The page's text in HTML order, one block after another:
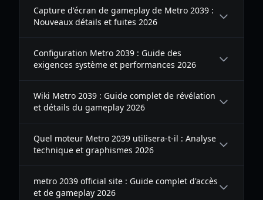
Capture d'écran de gameplay de Metro 2039 :
Nouveaux détails et fuites 2026
Configuration Metro 2039 : Guide des
exigences système et performances 2026
Wiki Metro 2039 : Guide complet de révélation
et détails du gameplay 2026
Quel moteur Metro 2039 utilisera-t-il : Analyse
technique et graphismes 2026
metro 2039 official site : Guide complet d'accès
et de gameplay 2026